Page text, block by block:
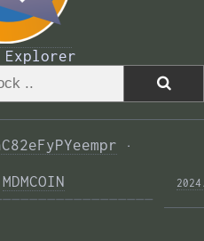
Explorer
·
MDMCOIN